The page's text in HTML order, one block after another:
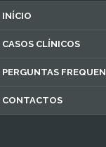
INÍCIO
CASOS CLÍNICOS
PERGUNTAS
CONTACTOS